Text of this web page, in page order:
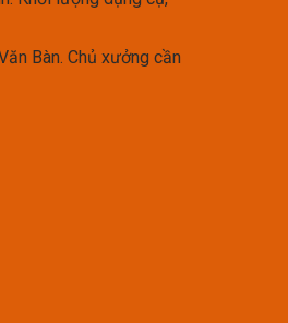
Bàn. Chủ xưởng cần